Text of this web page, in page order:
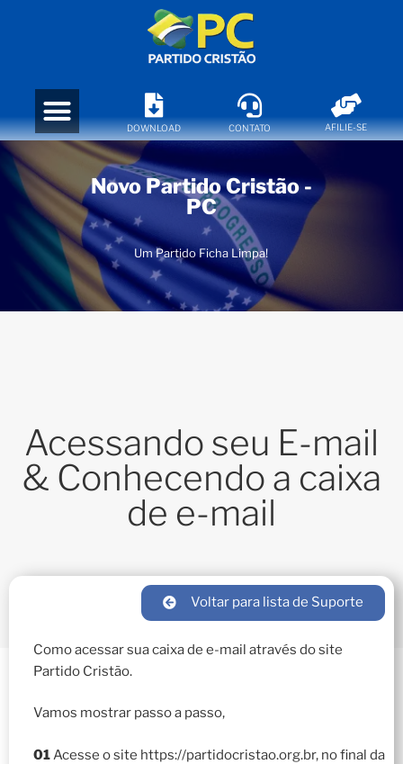
DOWNLOAD CONTATO AFILIE-SE
Novo Partido Cristão -
PC
Um Partido Ficha Limpa!
Acessando seu E-mail
& Conhecendo a caixa
de e-mail
Voltar para lista de Suporte
Como acessar sua caixa de e-mail através do site
Partido Cristão.
Vamos mostrar passo a passo,
01Acesse o site https://partidocristao.org.br, no final da